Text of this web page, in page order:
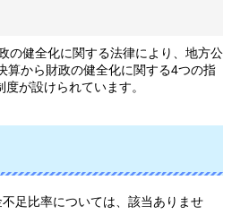
の健全化に関する法律により、地方公
算から財政の健全化に関する4つの指
が設けられています。
足比率については、 該当ありませ